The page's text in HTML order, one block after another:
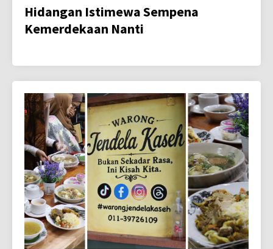
Hidangan Istimewa Sempena
Kemerdekaan Nanti